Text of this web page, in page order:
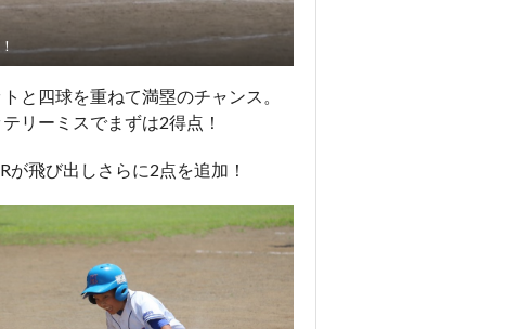
四球を重ねて満塁のチャンス。
リーミスでまずは2得点！
飛び出しさらに2点を追加！